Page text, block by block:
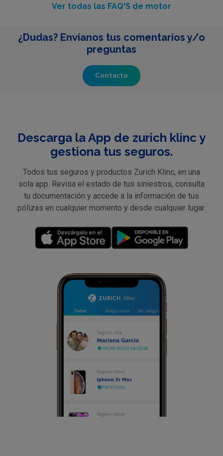
Ver todas las FAQ'S de motor
¿Dudas? Envíanos tus comentarios y/o
preguntas
Contacto
Descarga la App de zurich klinc y
gestiona tus seguros.
Todos tus seguros y productos Zurich Klinc, en una
sola app. Revisa el estado de tus siniestros, consulta
tu documentación y accede a la información de tus
pólizas en cualquier momento y desde cualquier lugar.